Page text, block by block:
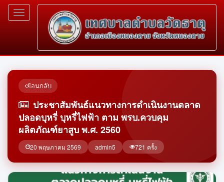
Toggle
navigation
ย้อนกลับ
ประชาสัมพันธ์แนวทางการดำเนินงานตลาด
ปลอดบุหรี่ บุหรี่ไฟฟ้า ตาม พรบ.ควบคุม
ผลิตภัณฑ์ยาสูบ พ.ศ. 2560
20 พฤษภาคม 2569 admin5 721 ครั้ง